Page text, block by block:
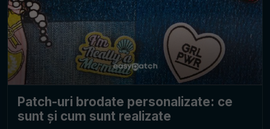
Patch-uri brodate personalizate: ce
sunt și cum sunt realizate